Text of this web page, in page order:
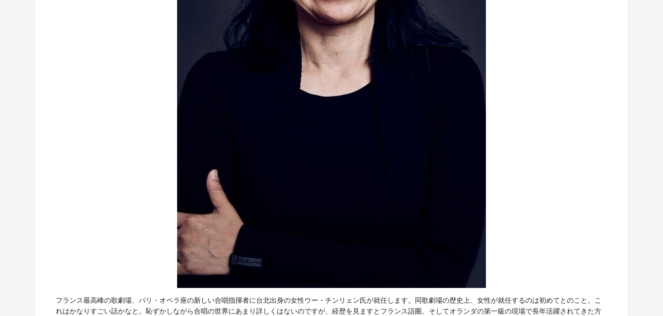
フランス最高峰の歌劇場、パリ・オペラ座の新しい合唱指揮者に台北出身の女性ウー・チンリェン氏が就任します。同歌劇場の歴史上、女性が就任するのは初めてとのこと。こ
れはかなりすごい話かなと。恥ずかしながら合唱の世界にあまり詳しくはないのですが、経歴を見ますとフランス語圏、そしてオランダの第一級の現場で長年活躍されてきた方